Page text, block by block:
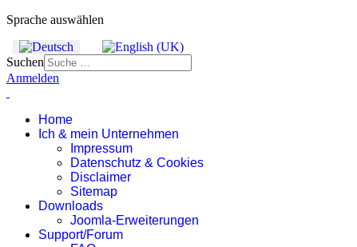
Sprache auswählen
Suchen
Anmelden
Home
Ich & mein Unternehmen
Impressum
Datenschutz & Cookies
Disclaimer
Sitemap
Downloads
Joomla-Erweiterungen
Support/Forum